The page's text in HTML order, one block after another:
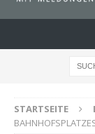
STARTSEITE